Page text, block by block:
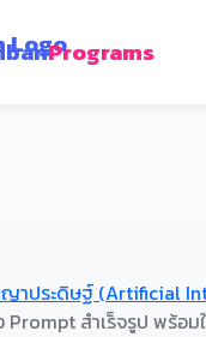
Programs
าประดิษฐ์ (Artificial
Prompt สำเร็จรูป พร้อม